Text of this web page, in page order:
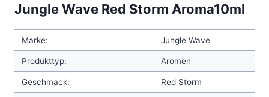
Jungle Wave Red Storm Aroma10ml
Marke: Jungle Wave
Produkttyp: Aromen
Geschmack: Red Storm